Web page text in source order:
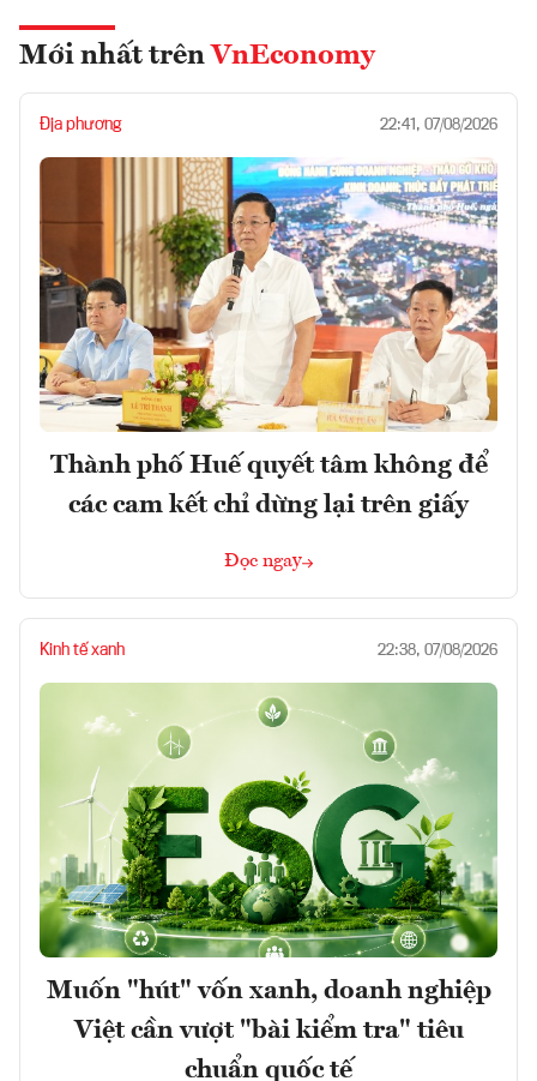
Mới nhất trên VnEconomy
Địa phương 22:41, 07/08/2026
Thành phố Huế quyết tâm không để
các cam kết chỉ dừng lại trên giấy
Đọc ngay
Kinh tế xanh 22:38, 07/08/2026
Muốn "hút" vốn xanh, doanh nghiệp
Việt cần vượt "bài kiểm tra" tiêu
chuẩn quốc tế